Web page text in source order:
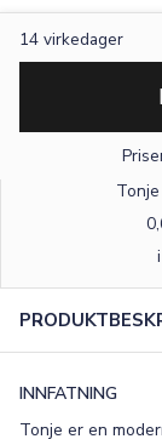
TEKST
FONT
14 virkedager
INNFATNING
Tonje er en